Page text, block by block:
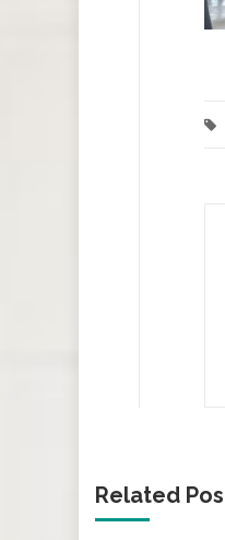
Related